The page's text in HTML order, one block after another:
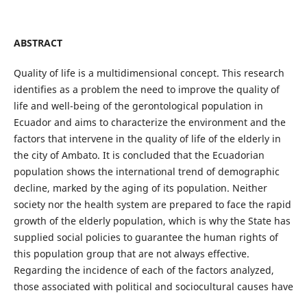
ABSTRACT
Quality of life is a multidimensional concept. This research
identifies as a problem the need to improve the quality of
life and well-being of the gerontological population in
Ecuador and aims to characterize the environment and the
factors that intervene in the quality of life of the elderly in
the city of Ambato. It is concluded that the Ecuadorian
population shows the international trend of demographic
decline, marked by the aging of its population. Neither
society nor the health system are prepared to face the rapid
growth of the elderly population, which is why the State has
supplied social policies to guarantee the human rights of
this population group that are not always effective.
Regarding the incidence of each of the factors analyzed,
those associated with political and sociocultural causes have